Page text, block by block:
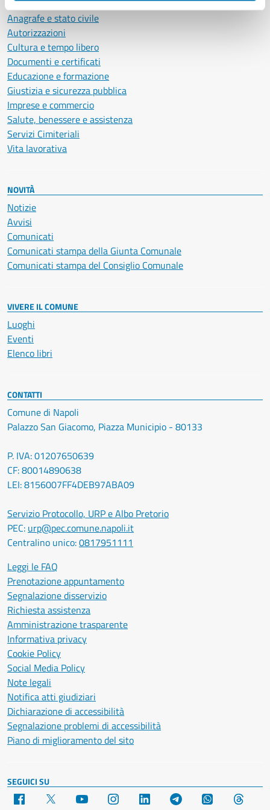
Ambiente
Anagrafe e stato civile
Autorizzazioni
Cultura e tempo libero
Documenti e certificati
Educazione e formazione
Giustizia e sicurezza pubblica
Imprese e commercio
Salute, benessere e assistenza
Servizi Cimiteriali
Vita lavorativa
NOVITÀ
Notizie
Avvisi
Comunicati
Comunicati stampa della Giunta Comunale
Comunicati stampa del Consiglio Comunale
VIVERE IL COMUNE
Luoghi
Eventi
Elenco libri
CONTATTI
Comune di Napoli
Palazzo San Giacomo, Piazza Municipio - 80133
P. IVA: 01207650639
CF: 80014890638
LEI: 8156007FF4DEB97ABA09
Servizio Protocollo, URP e Albo Pretorio
PEC: urp@pec.comune.napoli.it
Centralino unico:0817951111
Leggi le FAQ
Prenotazione appuntamento
Segnalazione disservizio
Richiesta assistenza
Amministrazione trasparente
Informativa privacy
Cookie Policy
Social Media Policy
Note legali
Notifica atti giudiziari
Dichiarazione di accessibilità
Segnalazione problemi di accessibilità
Piano di miglioramento del sito
SEGUICI SU
Facebook YouTube Instagram LinkedIn Telegram WhatsApp